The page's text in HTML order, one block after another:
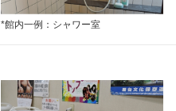
*館内一例：シャワー室